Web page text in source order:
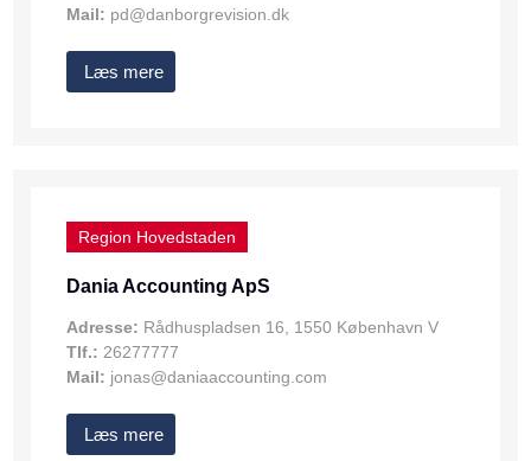
Mail: pd@danborgrevision.dk
Læs mere
Region Hovedstaden
Dania Accounting ApS
Adresse: Rådhuspladsen 16, 1550 København V
Tlf.: 26277777
Mail: jonas@daniaaccounting.com
Læs mere